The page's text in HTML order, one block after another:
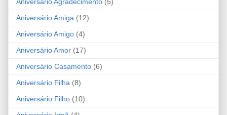
Aniversário Amiga (12)
Aniversário Amigo (4)
Aniversário Amor (17)
Aniversário Casamento (6)
Aniversário Filha (8)
Aniversário Filho (10)